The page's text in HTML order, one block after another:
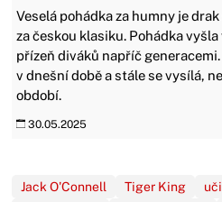
Veselá pohádka za humny je
za českou klasiku. Pohádka vyšla
přízeň diváků napříč
v dnešní době a stále se vysílá,
období.
30.05.2025
Jack O'Connell Tiger King